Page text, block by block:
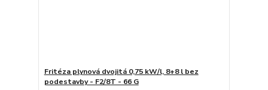
Fritéza plynová dvojitá 0,75 kW/l, 8+8 l bez
podestavby - F2/8T - 66 G